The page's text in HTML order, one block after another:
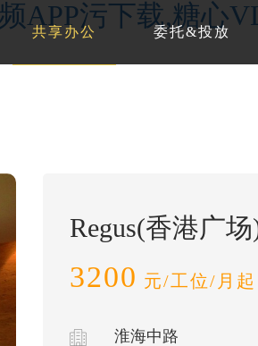
APP污下载,糖心
共享办公 委托&投放
Regus(香港广场
3200 元/工位/月起
淮海中路